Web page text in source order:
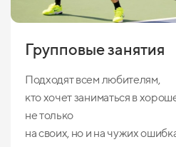
Групповые занятия
Подходят всем любителям,
кто хочет заниматься в
не только
на своих, но и на чужих